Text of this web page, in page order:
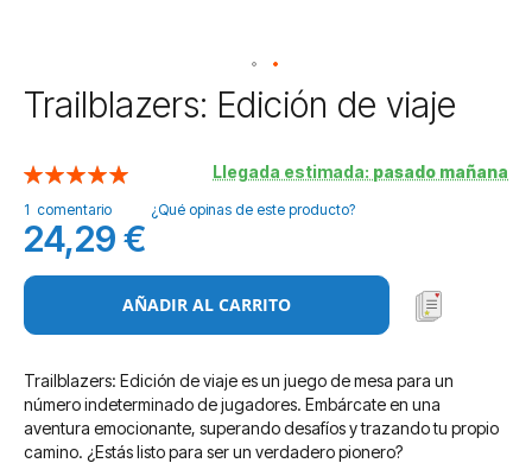
Saltar
al
de
la
galería
de
imágenes
Trailblazers: Edición de viaje
Llegada estimada: pasado mañana
Valoración:
1 comentario ¿Qué opinas de este producto?
24,29 €
AÑADIR AL CARRITO
Trailblazers: Edición de viaje es un juego de mesa para un
número indeterminado de jugadores. Embárcate en una
aventura emocionante, superando desafíos y trazando tu propio
camino. ¿Estás listo para ser un verdadero pionero?